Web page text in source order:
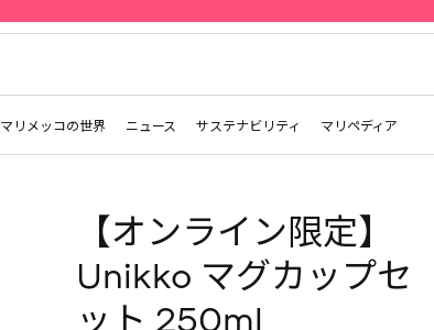
マリメッコの世界 ニュース サステナビリティ マリペディア
【オンライン限定】
Unikko マグカップセ
ット 250ml